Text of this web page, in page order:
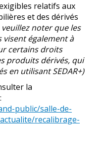
relatifs aux
et des dérivés
noter que les
également à
certains droits
produits dérivés, qui
en utilisant SEDAR+)
la
public/salle-de-
recalibrage-